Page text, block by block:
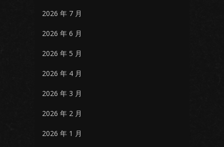
2026 年 7 月
2026 年 6 月
2026 年 5 月
2026 年 4 月
2026 年 3 月
2026 年 2 月
2026 年 1 月